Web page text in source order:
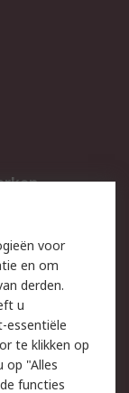
voor
en om
derden.
u
essentiële
te klikken op
op "Alles
functies